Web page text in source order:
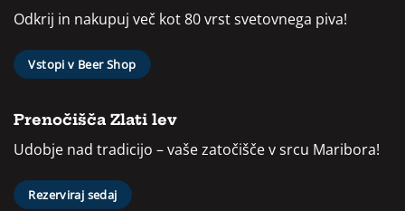
Odkrij in nakupuj več kot 80 vrst svetovnega piva!
Vstopi v Beer Shop
Prenočišča Zlati lev
Udobje nad tradicijo – vaše zatočišče v srcu Maribora!
Rezerviraj sedaj